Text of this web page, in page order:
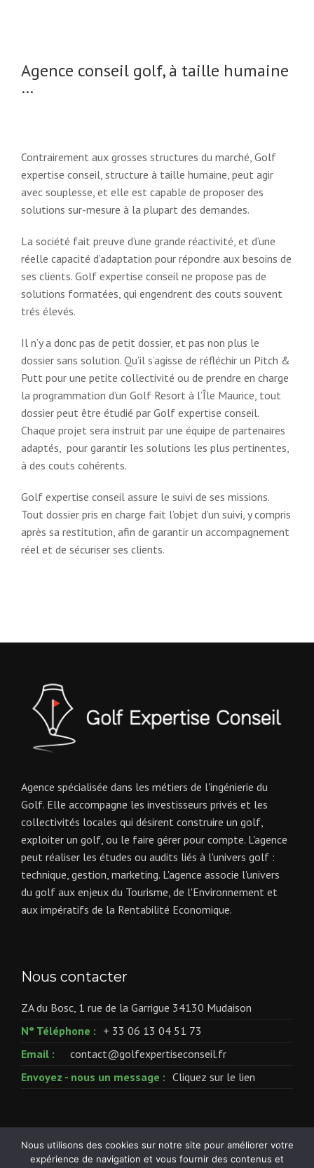
Agence conseil golf, à taille humaine
…
Contrairement aux grosses structures du marché, Golf
expertise conseil, structure à taille humaine, peut agir
avec souplesse, et elle est capable de proposer des
solutions sur-mesure à la plupart des demandes.
La société fait preuve d’une grande réactivité, et d’une
réelle capacité d’adaptation pour répondre aux besoins de
ses clients. Golf expertise conseil ne propose pas de
solutions formatées, qui engendrent des couts souvent
trés élevés.
Il n’y a donc pas de petit dossier, et pas non plus le
dossier sans solution. Qu’il s’agisse de réfléchir un Pitch &
Putt pour une petite collectivité ou de prendre en charge
la programmation d’un Golf Resort à l’Île Maurice, tout
dossier peut être étudié par Golf expertise conseil.
Chaque projet sera instruit par une équipe de partenaires
adaptés, pour garantir les solutions les plus pertinentes,
à des couts cohérents.
Golf expertise conseil assure le suivi de ses missions.
Tout dossier pris en charge fait l’objet d’un suivi, y compris
après sa restitution, afin de garantir un accompagnement
réel et de sécuriser ses clients.
Agence spécialisée dans les métiers de l'ingénierie du
Golf. Elle accompagne les investisseurs privés et les
collectivités locales qui désirent construire un golf,
exploiter un golf, ou le faire gérer pour compte. L'agence
peut réaliser les études ou audits liés à l'univers golf :
technique, gestion, marketing. L'agence associe l'univers
du golf aux enjeux du Tourisme, de l'Environnement et
aux impératifs de la Rentabilité Economique.
Nous contacter
ZA du Bosc, 1 rue de la Garrigue 34130 Mudaison
N° Téléphone : + 33 06 13 04 51 73
Email :
contact@golfexpertiseconseil.fr
Envoyez - nous un message : Cliquez sur le lien
Nous utilisons des cookies sur notre site pour améliorer votre
expérience de navigation et vous fournir des contenus et